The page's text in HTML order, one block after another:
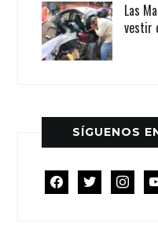
Las
vestir
SÍGUENOS
facebooktwitter